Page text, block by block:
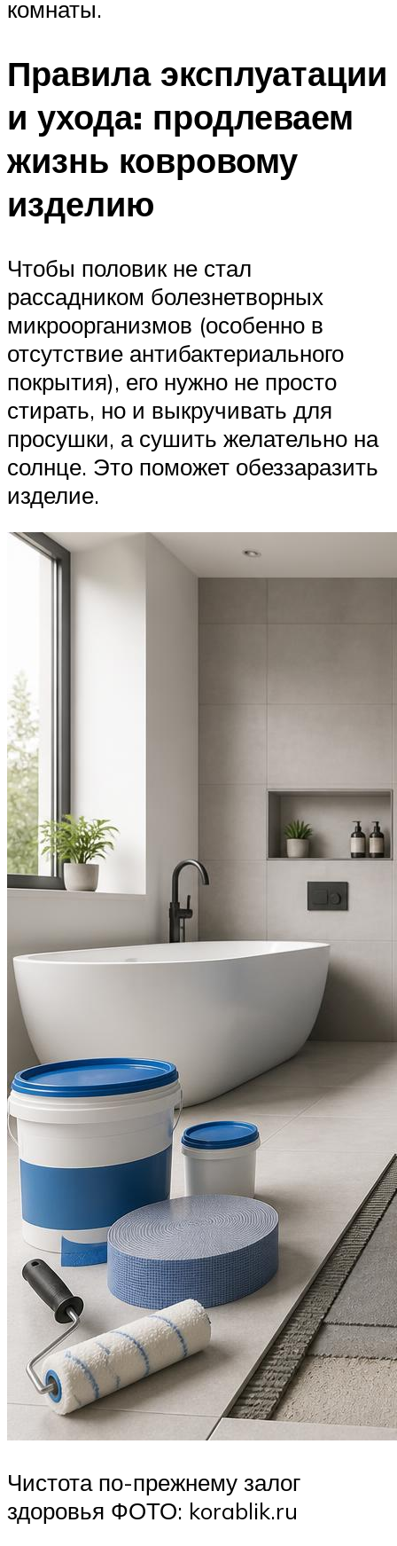
комнаты.
Правила эксплуатации
и ухода: продлеваем
жизнь ковровому
изделию
Чтобы половик не стал
рассадником болезнетворных
микроорганизмов (особенно в
отсутствие антибактериального
покрытия), его нужно не просто
стирать, но и выкручивать для
просушки, а сушить желательно на
солнце. Это поможет обеззаразить
изделие.
Чистота по-прежнему залог
здоровья ФОТО: korablik.ru